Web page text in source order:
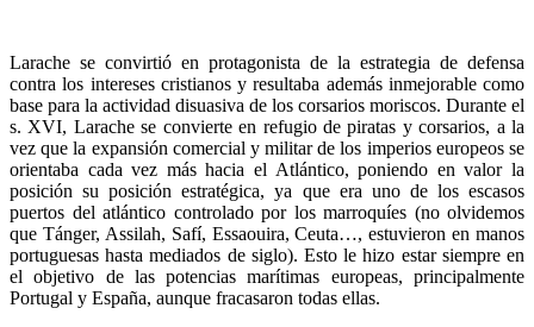
Larache se convirtió en protagonista de la estrategia de defensa
contra los intereses cristianos y resultaba además inmejorable como
base para la actividad disuasiva de los corsarios moriscos. Durante el
s. XVI, Larache se convierte en refugio de piratas y corsarios, a la
vez que la expansión comercial y militar de los imperios europeos se
orientaba cada vez más hacia el Atlántico, poniendo en valor la
posición su posición estratégica, ya que era uno de los escasos
puertos del atlántico controlado por los marroquíes (no olvidemos
que Tánger, Assilah, Safí, Essaouira, Ceuta…, estuvieron en manos
portuguesas hasta mediados de siglo). Esto le hizo estar siempre en
el objetivo de las potencias marítimas europeas, principalmente
Portugal y España, aunque fracasaron todas ellas.